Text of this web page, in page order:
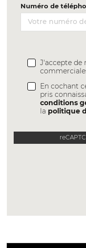
Numéro de
J'accepte de
En cochant
pris
conditions
la politique